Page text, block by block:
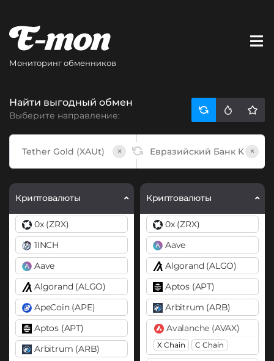
Мониторинг обменников
Найти выгодный обмен
Выберите направление:
× ×
Криптовалюты
0x (ZRX)
1INCH
Aave
Algorand (ALGO)
ApeCoin (APE)
Aptos (APT)
Arbitrum (ARB)
Криптовалюты
0x (ZRX)
Aave
Algorand (ALGO)
Aptos (APT)
Arbitrum (ARB)
Avalanche (AVAX)
X Chain C Chain